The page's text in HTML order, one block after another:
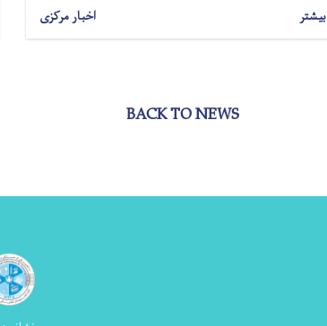
بیشتر اخبار مرکزی
BACK TO NEWS